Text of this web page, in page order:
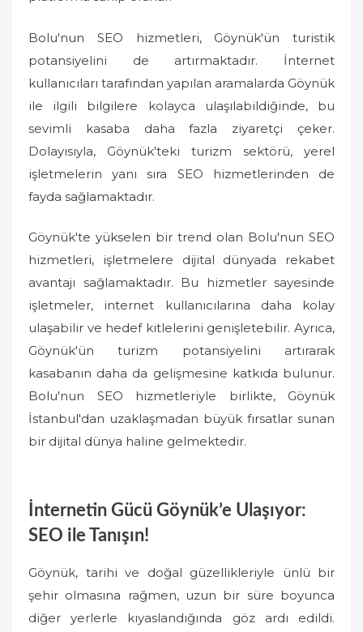
Bolu'nun SEO hizmetleri, Göynük'ün turistik
potansiyelini de artırmaktadır. İnternet
kullanıcıları tarafından yapılan aramalarda Göynük
ile ilgili bilgilere kolayca ulaşılabildiğinde, bu
sevimli kasaba daha fazla ziyaretçi çeker.
Dolayısıyla, Göynük'teki turizm sektörü, yerel
işletmelerin yanı sıra SEO hizmetlerinden de
fayda sağlamaktadır.
Göynük'te yükselen bir trend olan Bolu'nun SEO
hizmetleri, işletmelere dijital dünyada rekabet
avantajı sağlamaktadır. Bu hizmetler sayesinde
işletmeler, internet kullanıcılarına daha kolay
ulaşabilir ve hedef kitlelerini genişletebilir. Ayrıca,
Göynük'ün turizm potansiyelini artırarak
kasabanın daha da gelişmesine katkıda bulunur.
Bolu'nun SEO hizmetleriyle birlikte, Göynük
İstanbul'dan uzaklaşmadan büyük fırsatlar sunan
bir dijital dünya haline gelmektedir.
İnternetin Gücü Göynük’e Ulaşıyor:
SEO ile Tanışın!
Göynük, tarihi ve doğal güzellikleriyle ünlü bir
şehir olmasına rağmen, uzun bir süre boyunca
diğer yerlerle kıyaslandığında göz ardı edildi.